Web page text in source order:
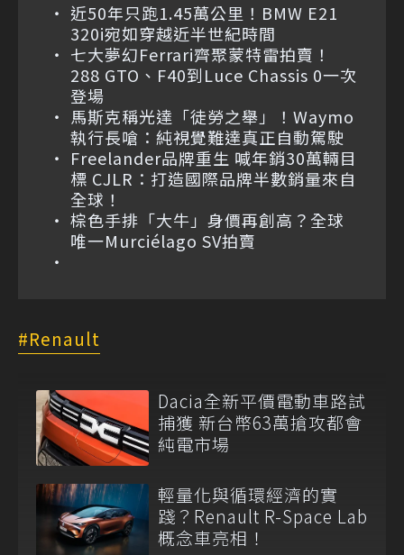
近50年只跑1.45萬公里！BMW E21
320i宛如穿越近半世紀時間
七大夢幻Ferrari齊聚蒙特雷拍賣！
288 GTO、F40到Luce Chassis 0一次
登場
馬斯克稱光達「徒勞之舉」！Waymo
執行長嗆：純視覺難達真正自動駕駛
Freelander品牌重生 喊年銷30萬輛目
標 CJLR：打造國際品牌半數銷量來自
全球！
棕色手排「大牛」身價再創高？全球
唯一Murciélago SV拍賣
Renault
Dacia全新平價電動車路試
捕獲 新台幣63萬搶攻都會
純電市場
輕量化與循環經濟的實
踐？Renault R-Space Lab
概念車亮相！